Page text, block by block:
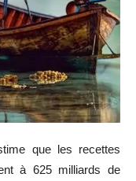
que les recettes
à 625 milliards de